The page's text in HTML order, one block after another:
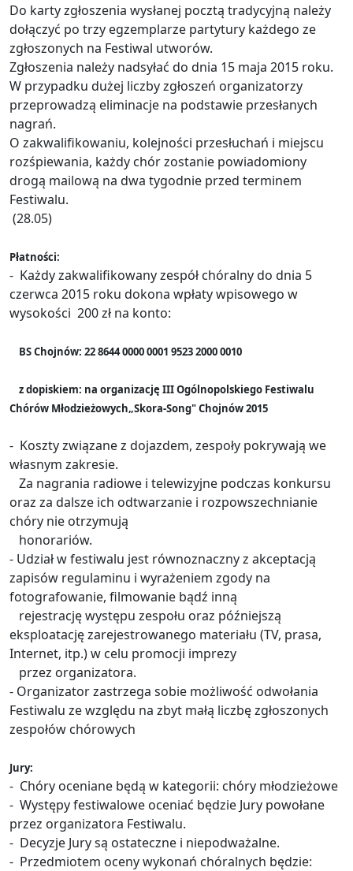
Do karty zgłoszenia wysłanej pocztą tradycyjną należy
dołączyć po trzy egzemplarze partytury każdego ze
zgłoszonych na Festiwal utworów.
Zgłoszenia należy nadsyłać do dnia 15 maja 2015 roku.
W przypadku dużej liczby zgłoszeń organizatorzy
przeprowadzą eliminacje na podstawie przesłanych
nagrań.
O zakwalifikowaniu, kolejności przesłuchań i miejscu
rozśpiewania, każdy chór zostanie powiadomiony
drogą mailową na dwa tygodnie przed terminem
Festiwalu.
(28.05)
Płatności:
- Każdy zakwalifikowany zespół chóralny do dnia 5
czerwca 2015 roku dokona wpłaty wpisowego w
wysokości 200 zł na konto:
BS Chojnów: 22 8644 0000 0001 9523 2000 0010
z dopiskiem: na organizację III Ogólnopolskiego Festiwalu
Chórów Młodzieżowych„Skora-Song" Chojnów 2015
- Koszty związane z dojazdem, zespoły pokrywają we
własnym zakresie.
Za nagrania radiowe i telewizyjne podczas konkursu
oraz za dalsze ich odtwarzanie i rozpowszechnianie
chóry nie otrzymują
honorariów.
- Udział w festiwalu jest równoznaczny z akceptacją
zapisów regulaminu i wyrażeniem zgody na
fotografowanie, filmowanie bądź inną
rejestrację występu zespołu oraz późniejszą
eksploatację zarejestrowanego materiału (TV, prasa,
Internet, itp.) w celu promocji imprezy
przez organizatora.
- Organizator zastrzega sobie możliwość odwołania
Festiwalu ze względu na zbyt małą liczbę zgłoszonych
zespołów chórowych
Jury:
- Chóry oceniane będą w kategorii: chóry młodzieżowe
- Występy festiwalowe oceniać będzie Jury powołane
przez organizatora Festiwalu.
- Decyzje Jury są ostateczne i niepodważalne.
- Przedmiotem oceny wykonań chóralnych będzie: